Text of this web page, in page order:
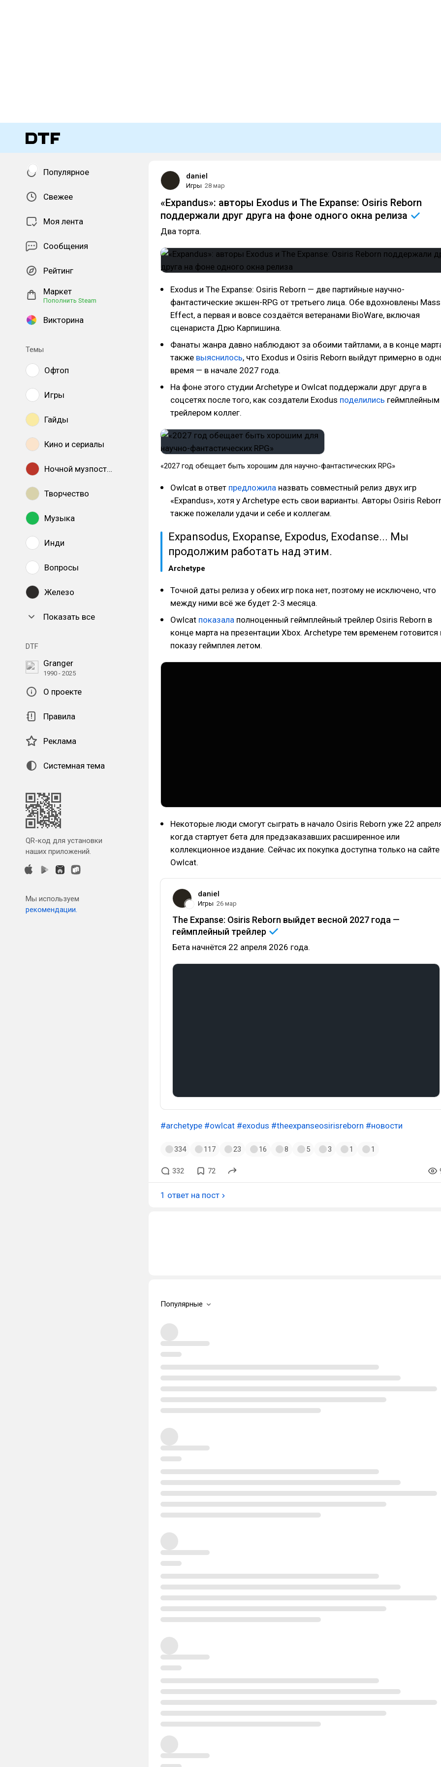
Популярное
Свежее
Моя лента
Сообщения
Рейтинг
Маркет
Пополнить Steam
Викторина
Темы
Офтоп
Игры
Гайды
Кино и сериалы
Ночной музпостинг
Творчество
Музыка
Инди
Вопросы
Железо
Показать все
DTF
Granger
1990 - 2025
О проекте
Правила
Реклама
Системная тема
QR-код для установки
наших приложений.
Мы используем
рекомендации.
daniel
Игры 28 мар
«Expandus»: авторы Exodus и The Expanse: Osiris Reborn
поддержали друг друга на фоне одного окна релиза
Два торта.
Exodus и The Expanse: Osiris Reborn — две партийные научно-
фантастические экшен-RPG от третьего лица. Обе вдохновлены Mass
Effect, а первая и вовсе создаётся ветеранами BioWare, включая
сценариста Дрю Карпишина.
Фанаты жанра давно наблюдают за обоими тайтлами, а в конце
также выяснилось, что Exodus и Osiris Reborn выйдут примерно в
время — в начале 2027 года.
На фоне этого студии Archetype и Owlcat поддержали друг друга в
соцсетях после того, как создатели Exodus поделились геймплейным
трейлером коллег.
«2027 год обещает быть хорошим для научно-фантастических RPG»
Owlcat в ответ предложила назвать совместный релиз двух игр
«Expandus», хотя у Archetype есть свои варианты. Авторы Osiris
также пожелали удачи и себе и коллегам.
Expansodus, Exopanse, Expodus, Exodanse... Мы
продолжим работать над этим.
Archetype
Точной даты релиза у обеих игр пока нет, поэтому не исключено, что
между ними всё же будет 2-3 месяца.
Owlcat показала полноценный геймплейный трейлер Osiris Reborn в
конце марта на презентации Xbox. Archetype тем временем готовится
показу геймплея летом.
Некоторые люди смогут сыграть в начало Osiris Reborn уже 22
когда стартует бета для предзаказавших расширенное или
коллекционное издание. Сейчас их покупка доступна только на сайте
Owlcat.
daniel
Игры 26 мар
The Expanse: Osiris Reborn выйдет весной 2027 года —
геймплейный трейлер
Бета начнётся 22 апреля 2026 года.
#archetype #owlcat #exodus #theexpanseosirisreborn #новости
334 117 23 16 8 5 3 1 1
332 72
1 ответ на пост
Популярные